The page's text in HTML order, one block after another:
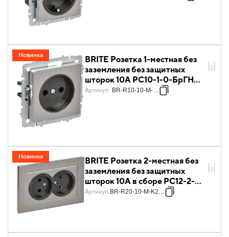
BRITE Розетка 1-местная без
заземления без защитных
шторок 10А РС10-1-0-БрГН
металл хром/никель IEK
Артикул: BR-R10-10-M-K23
Новинка
BRITE Розетка 2-местная без
заземления без защитных
шторок 10А в сборе РС12-2-
БрГН металл хром/никель IEK
Артикул: BR-R20-10-M-K23-F
Новинка